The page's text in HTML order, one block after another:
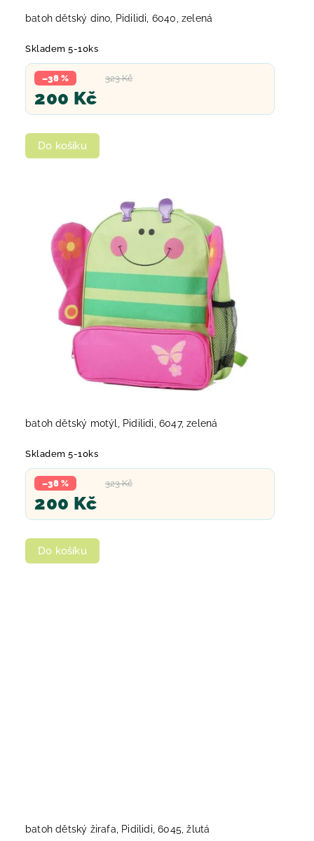
batoh dětský dino, Pidilidi, 6040, zelená
Skladem 5-10ks
323 Kč
–38 %
200 Kč
Do košíku
batoh dětský motýl, Pidilidi, 6047, zelená
Skladem 5-10ks
323 Kč
–38 %
200 Kč
Do košíku
batoh dětský žirafa, Pidilidi, 6045, žlutá